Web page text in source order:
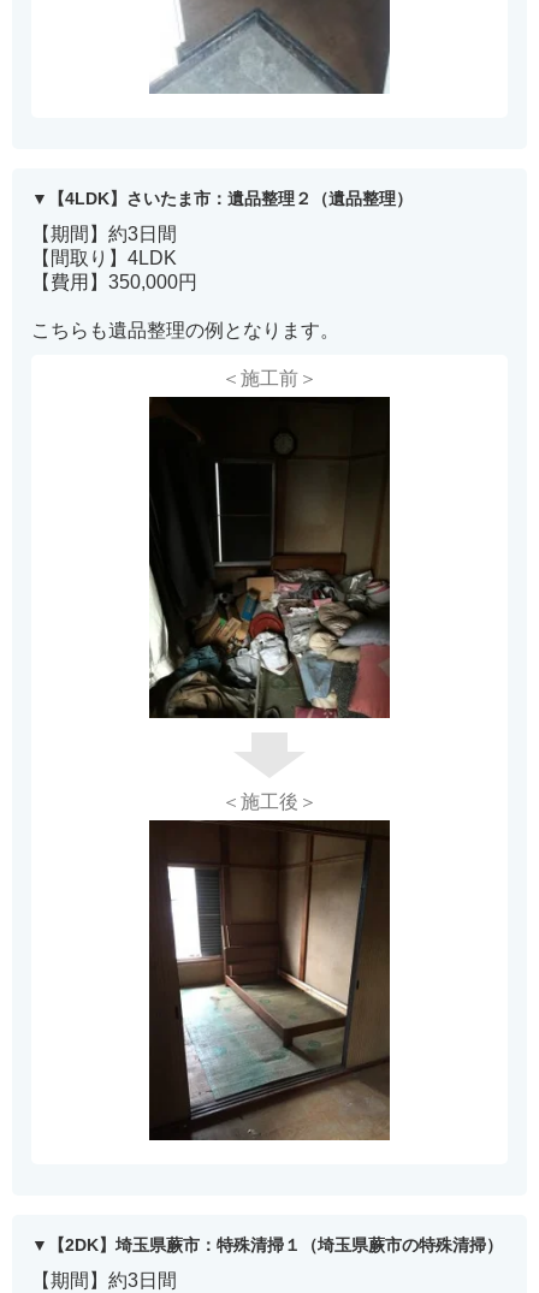
【4LDK】さいたま市：遺品整理２（遺品整理）
【期間】約3日間
【間取り】4LDK
【費用】350,000円
こちらも遺品整理の例となります。
＜施工前＞
＜施工後＞
【2DK】埼玉県蕨市：特殊清掃１（埼玉県蕨市の特殊清掃）
【期間】約3日間